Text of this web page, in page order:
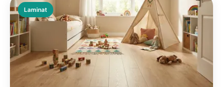
Laminat